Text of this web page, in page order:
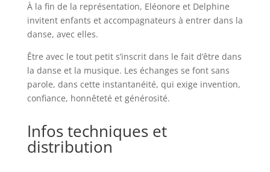
À la fin de la représentation, Eléonore et Delphine
invitent enfants et accompagnateurs à entrer dans la
danse, avec elles.
Être avec le tout petit s’inscrit dans le fait d’être dans
la danse et la musique. Les échanges se font sans
parole, dans cette instantanéité, qui exige invention,
confiance, honnêteté et générosité.
Infos techniques et
distribution